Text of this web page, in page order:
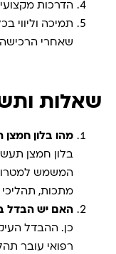
הדרכות
תמיכה וליווי
שאחרי הרכישה
שאלות
מהו בלון חמצן
בלון חמצן
המשמש למטרות
מתכות, תהליכי
האם יש הבדל
כן. ההבדל
רפואי עובר